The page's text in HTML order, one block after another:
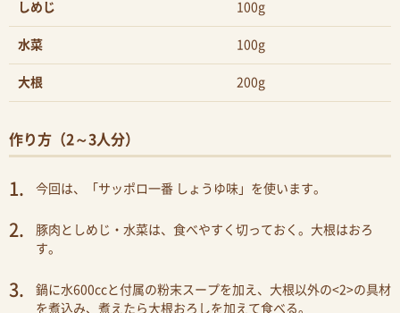
しめじ 100g
水菜 100g
大根 200g
作り方（2～3人分）
今回は、「サッポロ一番 しょうゆ味」を使います。
豚肉としめじ・水菜は、食べやすく切っておく。大根はおろ
す。
鍋に水600ccと付属の粉末スープを加え、大根以外の<2>の具材
を煮込み、煮えたら大根おろしを加えて食べる。